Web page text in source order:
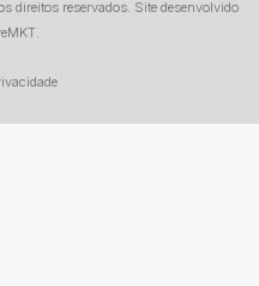
direitos reservados. Site desenvolvido